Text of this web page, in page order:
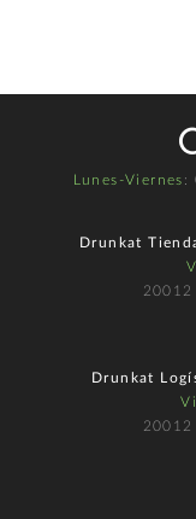
Lunes-Viernes :
Drunkat
20012
Drunkat
20012